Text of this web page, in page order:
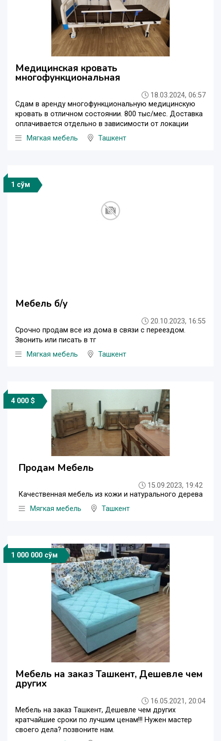
Медицинская кровать
многофункциональная
18.03.2024, 06:57
Сдам в аренду многофункциональную медицинскую
кровать в отличном состоянии. 800 тыс/мес. Доставка
оплачивается отдельно в зависимости от локации
Мягкая мебель
Ташкент
1 сўм
Мебель б/у
20.10.2023, 16:55
Срочно продам все из дома в связи с переездом.
Звонить или писать в тг
Мягкая мебель
Ташкент
4 000 $
Продам Мебель
15.09.2023, 19:42
Качественная мебель из кожи и натурального дерева
Мягкая мебель
Ташкент
1 000 000 сўм
Мебель на заказ Ташкент, Дешевле чем
других
16.05.2021, 20:04
Мебель на заказ Ташкент, Дешевле чем других
кратчайшие сроки по лучшим ценам!!! Нужен мастер
своего дела? позвоните нам.